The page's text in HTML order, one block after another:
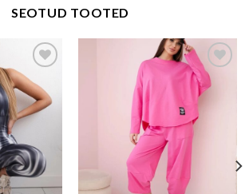
SEOTUD TOOTED
wishlist Add to wishlist